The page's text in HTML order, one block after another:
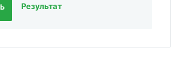
Результат